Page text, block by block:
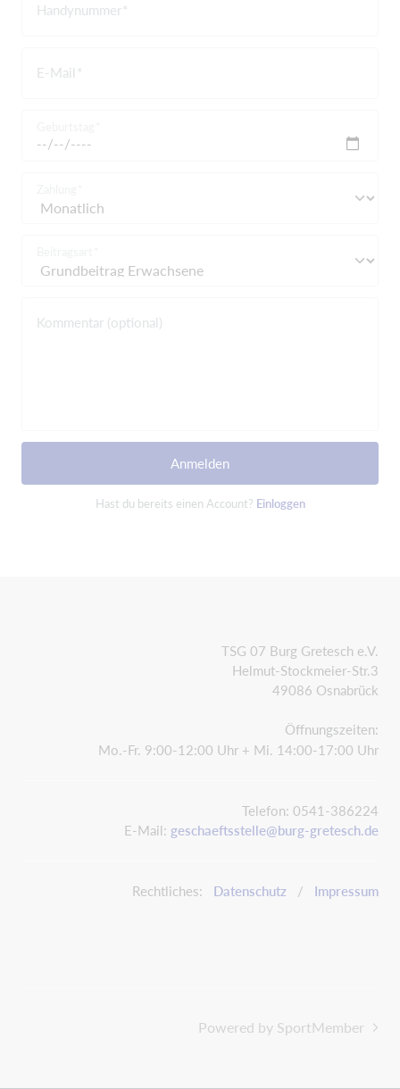
Handynummer
E-Mail
Kommentar (optional)
Anmelden
Hast du bereits einen Account? Einloggen
TSG 07 Burg Gretesch e.V.
Helmut-Stockmeier-Str.3
49086 Osnabrück
Öffnungszeiten:
Mo.-Fr. 9:00-12:00 Uhr + Mi. 14:00-17:00 Uhr
Telefon: 0541-386224
E-Mail: geschaeftsstelle@burg-gretesch.de
Rechtliches: Datenschutz / Impressum
Powered by SportMember